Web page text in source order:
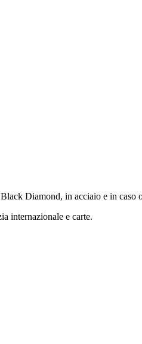
Diamond, in acciaio e in caso
internazionale e carte.